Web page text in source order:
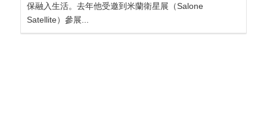
保融入生活。去年他受邀到米蘭衛星展（Salone
Satellite）參展...